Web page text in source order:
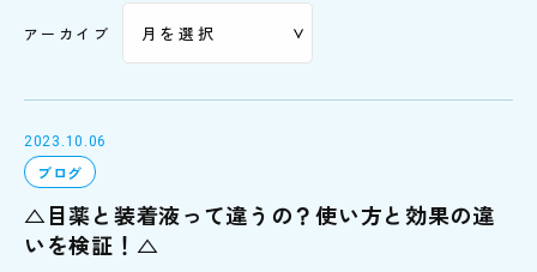
アーカイブ
2023.10.06
ブログ
△目薬と装着液って違うの？使い方と効果の違
いを検証！△